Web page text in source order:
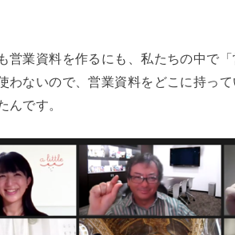
営業資料を作るにも、私たちの中で
わないので、営業資料をどこに持っ
んです。